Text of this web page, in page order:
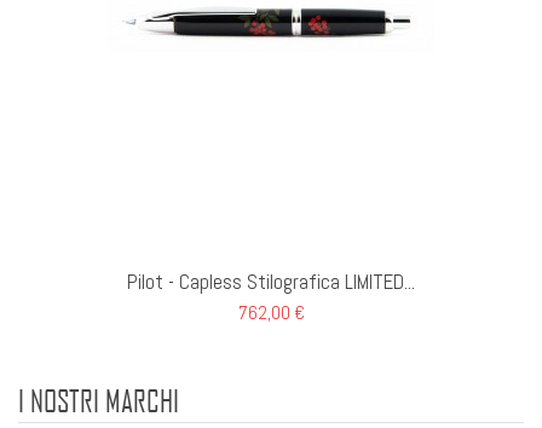
Pilot - Capless Stilografica LIMITED...
762,00 €
I NOSTRI MARCHI